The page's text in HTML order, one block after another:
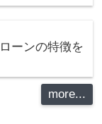
ーンの特徴を
more...